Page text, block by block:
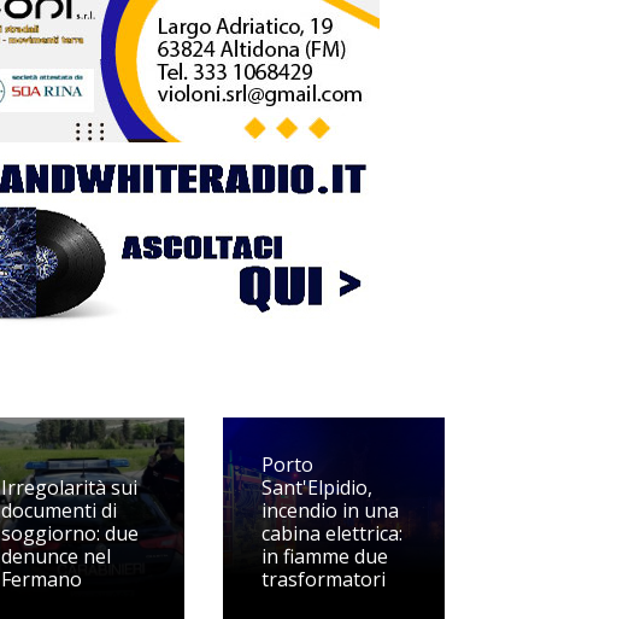
Irregolarità sui
documenti di
soggiorno: due
denunce nel
Fermano
Porto
Sant'Elpidio,
incendio in una
cabina elettrica:
in fiamme due
trasformatori